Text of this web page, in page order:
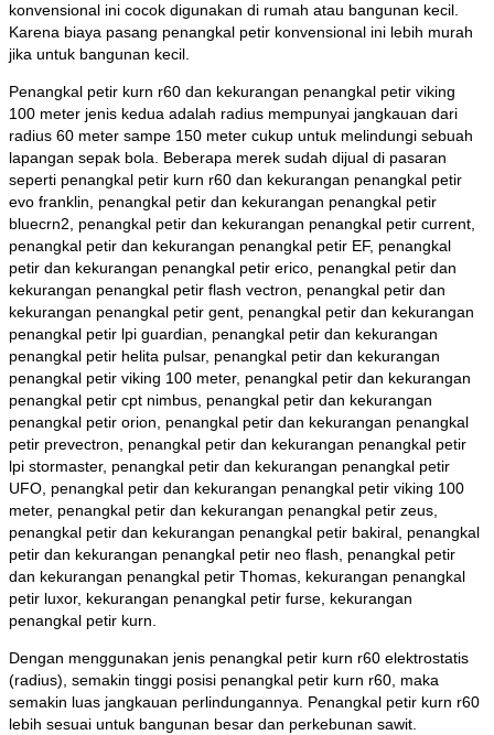
konvensional ini cocok digunakan di rumah atau bangunan kecil.
Karena biaya pasang penangkal petir konvensional ini lebih murah
jika untuk bangunan kecil.
Penangkal petir kurn r60 dan kekurangan penangkal petir viking
100 meter jenis kedua adalah radius mempunyai jangkauan dari
radius 60 meter sampe 150 meter cukup untuk melindungi sebuah
lapangan sepak bola. Beberapa merek sudah dijual di pasaran
seperti penangkal petir kurn r60 dan kekurangan penangkal petir
evo franklin, penangkal petir dan kekurangan penangkal petir
bluecrn2, penangkal petir dan kekurangan penangkal petir current,
penangkal petir dan kekurangan penangkal petir EF, penangkal
petir dan kekurangan penangkal petir erico, penangkal petir dan
kekurangan penangkal petir flash vectron, penangkal petir dan
kekurangan penangkal petir gent, penangkal petir dan kekurangan
penangkal petir lpi guardian, penangkal petir dan kekurangan
penangkal petir helita pulsar, penangkal petir dan kekurangan
penangkal petir viking 100 meter, penangkal petir dan kekurangan
penangkal petir cpt nimbus, penangkal petir dan kekurangan
penangkal petir orion, penangkal petir dan kekurangan penangkal
petir prevectron, penangkal petir dan kekurangan penangkal petir
lpi stormaster, penangkal petir dan kekurangan penangkal petir
UFO, penangkal petir dan kekurangan penangkal petir viking 100
meter, penangkal petir dan kekurangan penangkal petir zeus,
penangkal petir dan kekurangan penangkal petir bakiral, penangkal
petir dan kekurangan penangkal petir neo flash, penangkal petir
dan kekurangan penangkal petir Thomas, kekurangan penangkal
petir luxor, kekurangan penangkal petir furse, kekurangan
penangkal petir kurn.
Dengan menggunakan jenis penangkal petir kurn r60 elektrostatis
(radius), semakin tinggi posisi penangkal petir kurn r60, maka
semakin luas jangkauan perlindungannya. Penangkal petir kurn r60
lebih sesuai untuk bangunan besar dan perkebunan sawit.